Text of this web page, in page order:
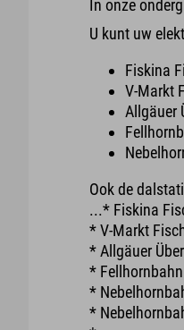
In onze
U kunt uw
Fiskina
V-Markt
Allgäuer
Ook de
...* Fiskina
* V-Markt
* Allgäuer
*
*
*